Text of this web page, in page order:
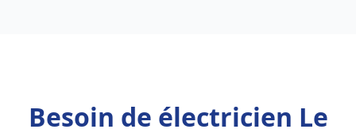
Besoin de électricien Le